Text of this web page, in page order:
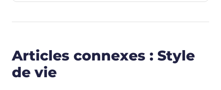
Articles connexes : Style
de vie